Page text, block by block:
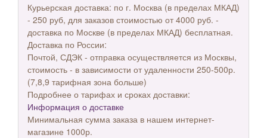
Курьерская доставка: по г. Москва (в пределах МКАД)
- 250 руб, для заказов стоимостью от 4000 руб. -
доставка по Москве (в пределах МКАД) бесплатная.
Доставка по России:
Почтой, СДЭК - отправка осуществляется из Москвы,
стоимость - в зависимости от удаленности 250-500р.
(7,8,9 тарифная зона больше)
Подробнее о тарифах и сроках доставки:
Информация о доставке
Минимальная сумма заказа в нашем интернет-
магазине 1000р.